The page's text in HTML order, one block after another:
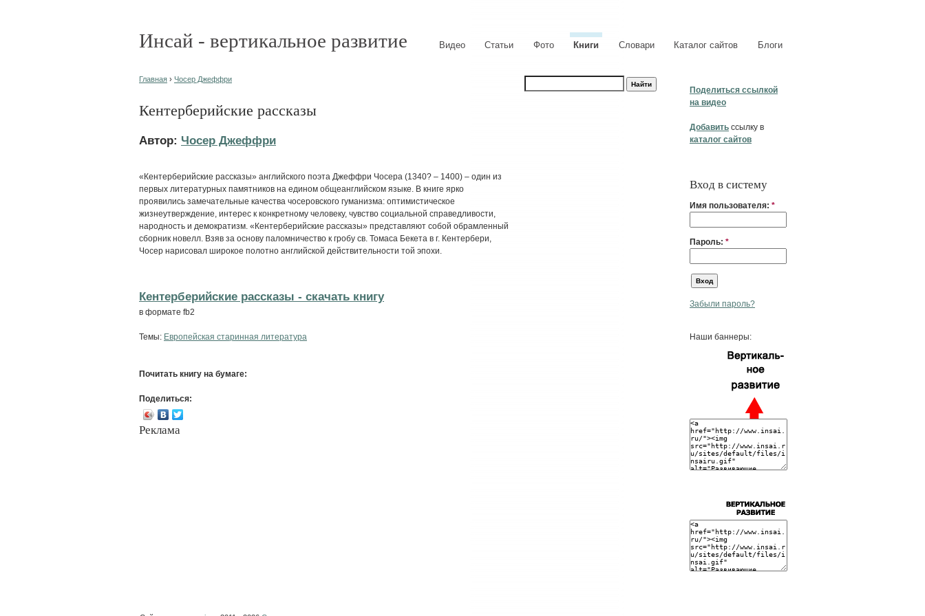
Инсай - вертикальное развитие Видео Статьи Фото Книги Словари Каталог сайтов Блоги
Поделиться ссылкой
на видео
Добавить ссылку в
каталог сайтов
Вход в систему
Имя пользователя: *
Пароль: *
Забыли пароль?
Наши баннеры:
Главная › Чосер Джеффри
Кентерберийские рассказы
Автор: Чосер Джеффри
«Кентерберийские рассказы» английского поэта Джеффри Чосера (1340? – 1400) – один из
первых литературных памятников на едином общеанглийском языке. В книге ярко
проявились замечательные качества чосеровского гуманизма: оптимистическое
жизнеутверждение, интерес к конкретному человеку, чувство социальной справедливости,
народность и демократизм. «Кентерберийские рассказы» представляют собой обрамленный
сборник новелл. Взяв за основу паломничество к гробу св. Томаса Бекета в г. Кентербери,
Чосер нарисовал широкое полотно английской действительности той эпохи.
Кентерберийские рассказы - cкачать книгу
в формате fb2
Темы: Европейская старинная литература
Почитать книгу на бумаге:
Поделиться:
Реклама